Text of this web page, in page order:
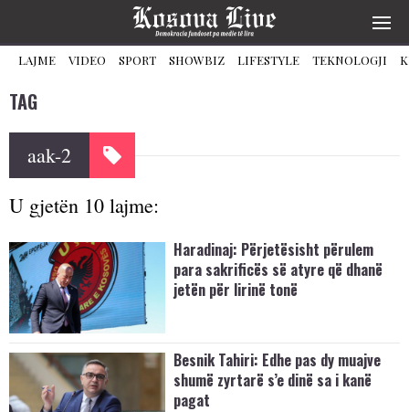
LAJME VIDEO SPORT SHOWBIZ LIFESTYLE TEKNOLOGJI
TAG
aak-2
U gjetën 10 lajme:
Haradinaj: Përjetësisht përulem
para sakrificës së atyre që dhanë
jetën për lirinë tonë
Besnik Tahiri: Edhe pas dy muajve
shumë zyrtarë s’e dinë sa i kanë
pagat